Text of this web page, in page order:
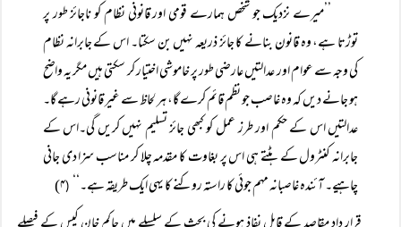
’’میرے نزدیک جو شخص ہمارے قومی اور قانونی نظام کو ناجائز طور پر
توڑتا ہے، وہ قانون بنانے کا جائز ذریعہ نہیں بن سکتا۔ اس کے جابرانہ نظام
کی وجہ سے عوام اور عدالتیں عارضی طور پر خاموشی اختیار کر سکتی ہیں مگر یہ واضح
ہو جانے دیں کہ وہ غاصب جو نظم قائم کرے گا، ہر لحاظ سے غیر قانونی رہے گا۔
عدالتیں اس کے حکم اور طرز عمل کو کبھی جائز تسلیم نہیں کریں گی۔اس کے
جابرانہ کنٹرول کے ہٹتے ہی اس پر بغاوت کا مقدمہ چلا کر مناسب سزا دی جانی
چاہیے۔ آئندہ غاصبانہ مہم جوئی کا راستہ روکنے کا یہی ایک طریقہ ہے۔‘‘
(۴)